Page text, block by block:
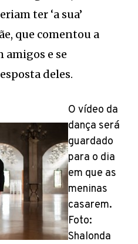
ter ‘a sua’
que comentou a
amigos e se
deles.
O vídeo da
dança será
guardado
para o dia
em que as
meninas
casarem.
Foto:
Shalonda